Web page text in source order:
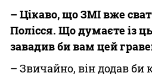
– Цікаво, що ЗМІ вже
Полісся. Що думаєте із
завадив би вам цей
– Звичайно, він додав би